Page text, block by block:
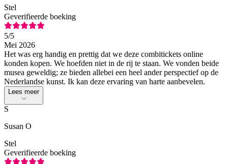
Stel
Geverifieerde boeking
5/5
Mei 2026
Het was erg handig en prettig dat we deze combitickets online
konden kopen. We hoefden niet in de rij te staan. We vonden beide
musea geweldig; ze bieden allebei een heel ander perspectief op de
Nederlandse kunst. Ik kan deze ervaring van harte aanbevelen.
Lees meer
S
Susan O
Stel
Geverifieerde boeking